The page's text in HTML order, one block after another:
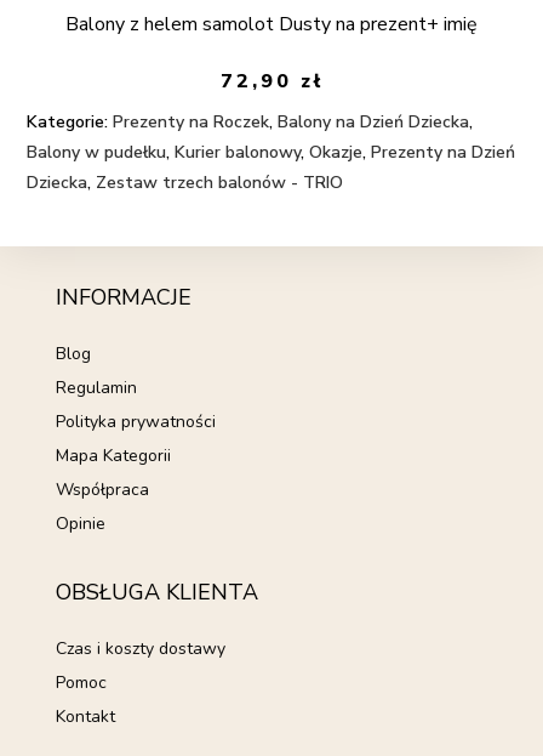
5.00na 5
Balony z helem samolot Dusty na prezent+ imię
72,90 zł
Kategorie: Prezenty na Roczek,Balony na Dzień Dziecka,
Balony w pudełku,Kurier balonowy,Okazje,Prezenty na Dzień
Dziecka, Zestaw trzech balonów - TRIO
INFORMACJE
Blog
Regulamin
Polityka prywatności
Mapa Kategorii
Współpraca
Opinie
OBSŁUGA KLIENTA
Czas i koszty dostawy
Pomoc
Kontakt